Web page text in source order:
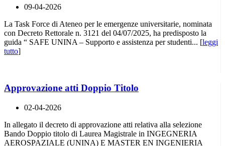
09-04-2026
La Task Force di Ateneo per le emergenze universitarie, nominata
con Decreto Rettorale n. 3121 del 04/07/2025, ha predisposto la
guida “ SAFE UNINA – Supporto e assistenza per studenti... [leggi
tutto]
Approvazione atti Doppio Titolo
02-04-2026
In allegato il decreto di approvazione atti relativa alla selezione
Bando Doppio titolo di Laurea Magistrale in INGEGNERIA
AEROSPAZIALE (UNINA) E MASTER EN INGENIERIA